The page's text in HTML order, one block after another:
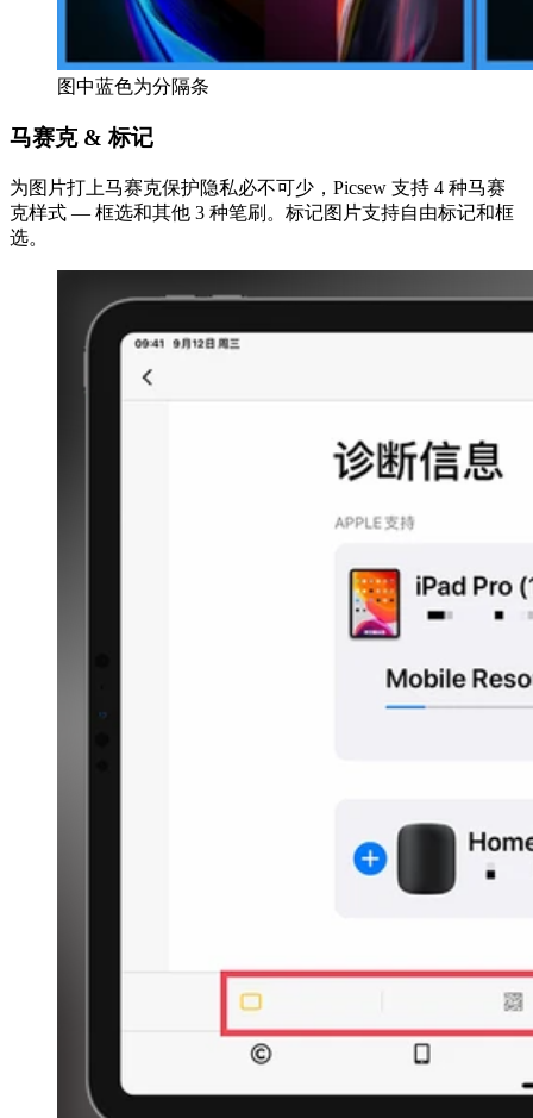
图中蓝色为分隔条
马赛克 & 标记
为图片打上马赛克保护隐私必不可少，Picsew 支持 4 种马赛
克样式 — 框选和其他 3 种笔刷。标记图片支持自由标记和框
选。